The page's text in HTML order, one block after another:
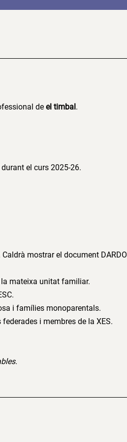
deel timbal.
el curs 2025-26.
Caldrà mostrar el document
mateixa unitat familiar.
i famílies monoparentals.
i membres de la XES.